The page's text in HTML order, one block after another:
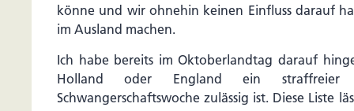
könne und wir ohnehin keinen Einfluss darauf
im Ausland machen.
Ich habe bereits im Oktoberlandtag darauf
Holland oder England ein
Schwangerschaftswoche zulässig ist. Diese Liste